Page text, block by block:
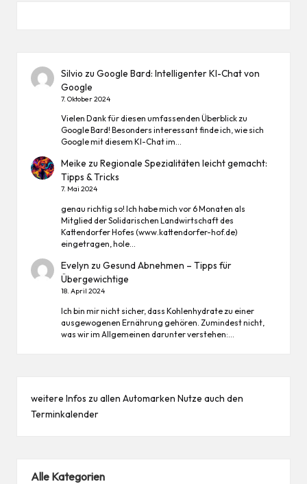
Silvio zuGoogle Bard: Intelligenter KI-Chat von
Google
7. Oktober 2024
Vielen Dank für diesen umfassenden Überblick zu
Google Bard! Besonders interessant finde ich, wie sich
Google mit diesem KI-Chat im…
Meike zuRegionale Spezialitäten leicht gemacht:
Tipps & Tricks
7. Mai 2024
genau richtig so! Ich habe mich vor 6 Monaten als
Mitglied der Solidarischen Landwirtschaft des
Kattendorfer Hofes (www.kattendorfer-hof.de)
eingetragen, hole…
Evelyn zuGesund Abnehmen – Tipps für
Übergewichtige
18. April 2024
Ich bin mir nicht sicher, dass Kohlenhydrate zu einer
ausgewogenen Ernährung gehören. Zumindest nicht,
was wir im Allgemeinen darunter verstehen:…
weitere Infos zu allen Automarken Nutze auch den
Terminkalender
Alle Kategorien